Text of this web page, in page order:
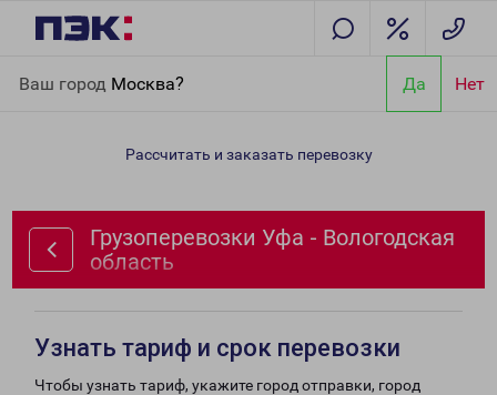
Ваш город Москва? Да Нет
область
Рассчитать и заказать перевозку
Грузоперевозки Уфа - Вологодская
область
Узнать тариф и срок перевозки
Чтобы узнать тариф, укажите город отправки, город